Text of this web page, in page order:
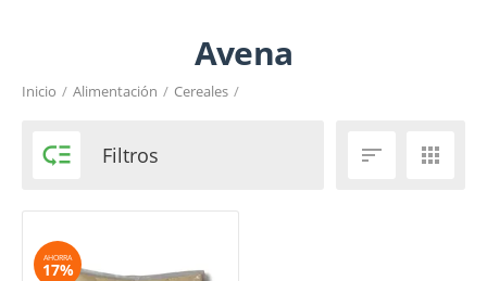
Avena
Inicio / Alimentación / Cereales /
 Filtros  
AHORRA
17%